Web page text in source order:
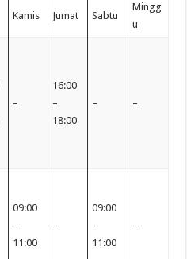
Kamis Jumat Sabtu
Mingg
u
–
16:00
–
18:00
– –
09:00
–
11:00
–
09:00
–
11:00
–